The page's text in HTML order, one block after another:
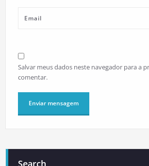
Salvar meus dados neste navegador para a
comentar.
Search